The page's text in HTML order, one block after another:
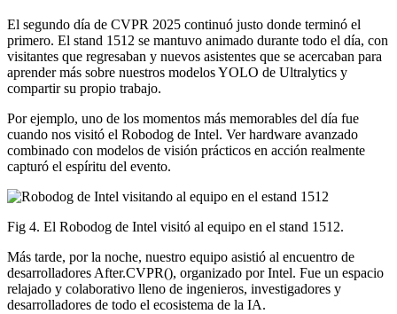
El segundo día de CVPR 2025 continuó justo donde terminó el
primero. El stand 1512 se mantuvo animado durante todo el día, con
visitantes que regresaban y nuevos asistentes que se acercaban para
aprender más sobre nuestros modelos YOLO de Ultralytics y
compartir su propio trabajo.
Por ejemplo, uno de los momentos más memorables del día fue
cuando nos visitó el Robodog de Intel. Ver hardware avanzado
combinado con modelos de visión prácticos en acción realmente
capturó el espíritu del evento.
Fig 4. El Robodog de Intel visitó al equipo en el stand 1512.
Más tarde, por la noche, nuestro equipo asistió al encuentro de
desarrolladores After.CVPR(), organizado por Intel. Fue un espacio
relajado y colaborativo lleno de ingenieros, investigadores y
desarrolladores de todo el ecosistema de la IA.